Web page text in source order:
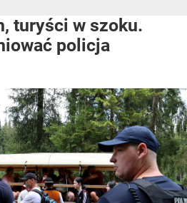
turyści w szoku.
policja